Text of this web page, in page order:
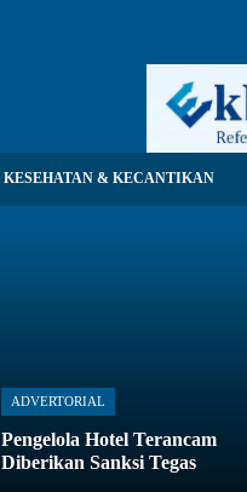
KESEHATAN & KECANTIKAN
ADVERTORIAL
Pengelola Hotel Terancam
Diberikan Sanksi Tegas